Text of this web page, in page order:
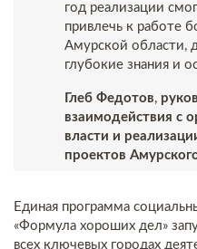
год реализации
привлечь к работе
Амурской области,
глубокие знания и
Глеб Федотов,
взаимодействия с
власти и
проектов
Единая программа
«Формула хороших дел»
всех ключевых городах